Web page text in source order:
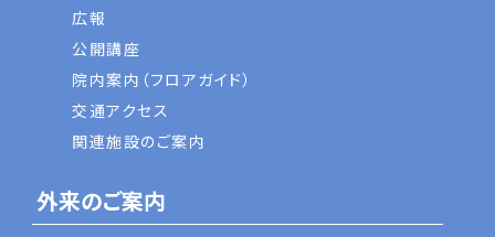
広報
公開講座
院内案内（フロアガイド）
交通アクセス
関連施設のご案内
外来のご案内